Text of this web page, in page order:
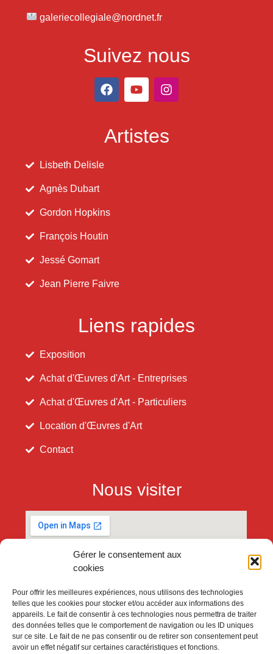
Gérer le consentement aux
cookies
Pour offrir les meilleures expériences, nous utilisons des technologies
telles que les cookies pour stocker et/ou accéder aux informations des
appareils. Le fait de consentir à ces technologies nous permettra de traiter
des données telles que le comportement de navigation ou les ID uniques
sur ce site. Le fait de ne pas consentir ou de retirer son consentement peut
avoir un effet négatif sur certaines caractéristiques et fonctions.
galeriecollegiale@nordnet.fr
Suivez nous
Artistes
Lisbeth Delisle
Agnès Dubart
Gordon Hopkins
François Houtin
Jessé Gomart
Jean Pierre Faivre
Liens rapides
Exposition
Achat d'Œuvres d'Art - Entreprises
Achat d'Œuvres d'Art - Particuliers
Location d'Œuvres d'Art
Contact
Nous visiter